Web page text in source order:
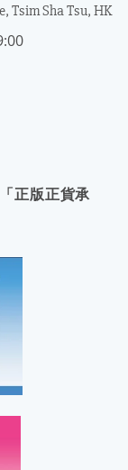
Tsim Sha Tsu, HK
正版正貨承